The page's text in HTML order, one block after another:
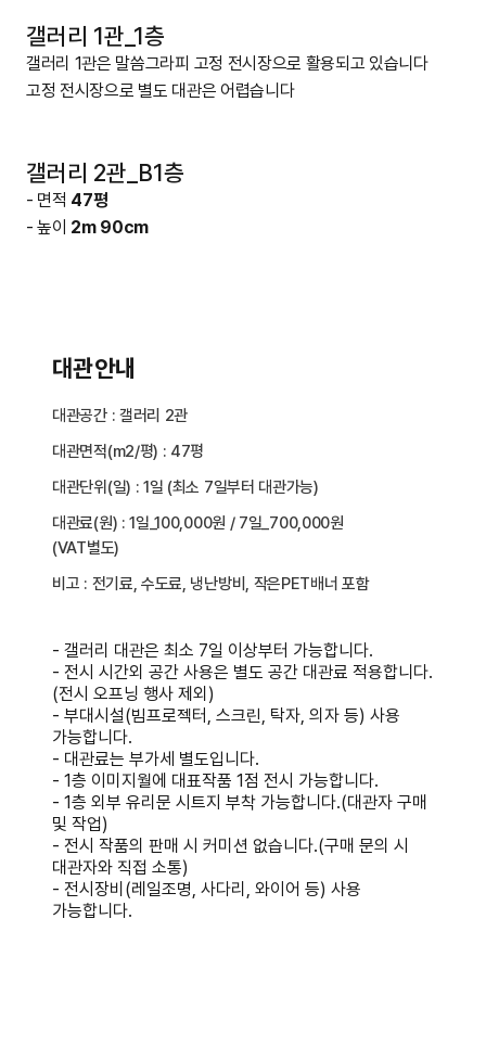
갤러리 1관_1층
갤러리 1관은 말씀그라피 고정 전시장으로 활용되고 있습니다
고정 전시장으로 별도 대관은 어렵습니다
갤러리 2관_B1층
- 면적 47평
- 높이 2m 90cm
대관안내
대관공간 : 갤러리 2관
대관면적(m2/평) : 47평
대관단위(일) : 1일 (최소 7일부터 대관가능)
대관료(원) : 1일_100,000원 / 7일_700,000원
(VAT별도)
비고 : 전기료, 수도료, 냉난방비, 작은PET배너 포함
- 갤러리 대관은 최소 7일 이상부터 가능합니다.
- 전시 시간외 공간 사용은 별도 공간 대관료 적용합니다.
(전시 오프닝 행사 제외)
- 부대시설(빔프로젝터, 스크린, 탁자, 의자 등) 사용
가능합니다.
- 대관료는 부가세 별도입니다.
- 1층 이미지월에 대표작품 1점 전시 가능합니다.
- 1층 외부 유리문 시트지 부착 가능합니다.(대관자 구매
및 작업)
- 전시 작품의 판매 시 커미션 없습니다.(구매 문의 시
대관자와 직접 소통)
- 전시장비(레일조명, 사다리, 와이어 등) 사용
가능합니다.